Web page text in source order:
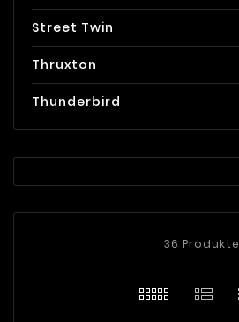
Street Twin
Thruxton
Thunderbird
36 Produkte